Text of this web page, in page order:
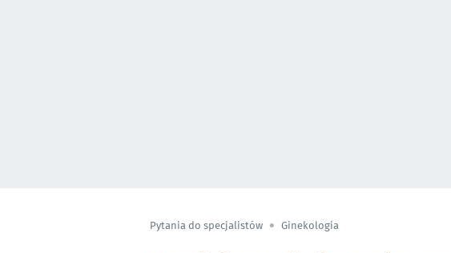
Pytania do specjalistów Ginekologia